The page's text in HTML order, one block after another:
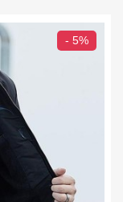
- 5%